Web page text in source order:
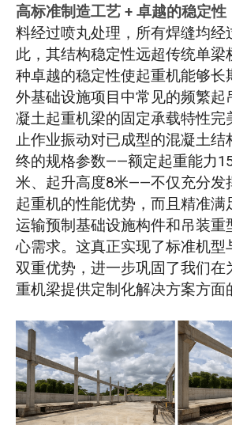
高标准制造工艺 + 卓越的稳定性
料经过喷丸处理，所有焊缝均经
此，其结构稳定性远超传统单梁
种卓越的稳定性使起重机能够长
外基础设施项目中常见的频繁起
凝土起重机梁的固定承载特性完
止作业振动对已成型的混凝土结
终的规格参数——额定起重能力
米、起升高度8米——不仅充分发
起重机的性能优势，而且精准满
运输预制基础设施构件和吊装重
心需求。这真正实现了标准机型
双重优势，进一步巩固了我们在
重机梁提供定制化解决方案方面